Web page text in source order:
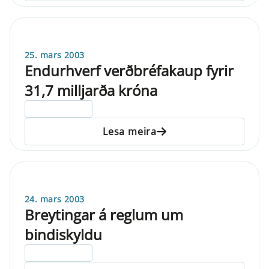
25. mars 2003
Endurhverf verðbréfakaup fyrir
31,7 milljarða króna
Lesa meira
24. mars 2003
Breytingar á reglum um
bindiskyldu